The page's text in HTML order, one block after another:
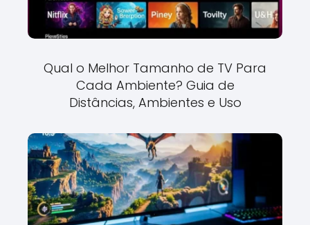
Qual o Melhor Tamanho de TV Para
Cada Ambiente? Guia de
Distâncias, Ambientes e Uso